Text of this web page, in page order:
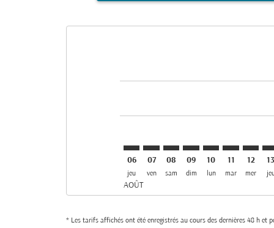
06
jeu
AOÛT
07
ven
08
sam
09
dim
10
lun
11
mar
12
mer
13
* Les tarifs affichés ont été enregistrés au cours des dernières 48 h et